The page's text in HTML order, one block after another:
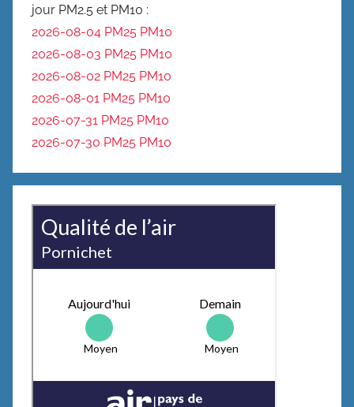
jour PM2.5 et PM10 :
2026-08-04 PM25 PM10
2026-08-03 PM25 PM10
2026-08-02 PM25 PM10
2026-08-01 PM25 PM10
2026-07-31 PM25 PM10
2026-07-30 PM25 PM10